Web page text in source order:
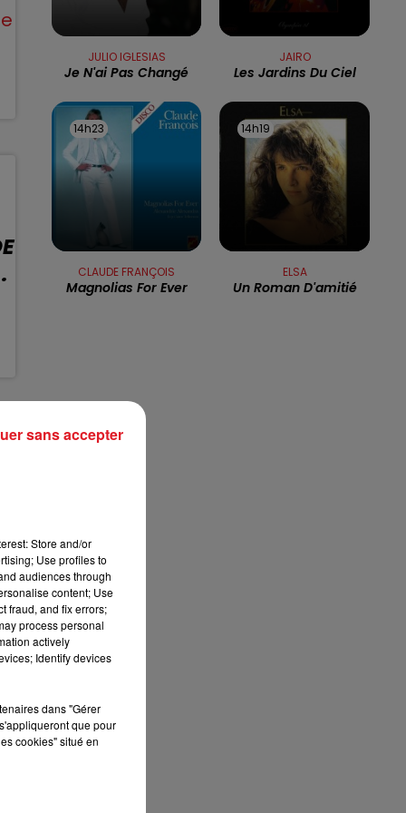
8h00 - 10h00
RDL WEEK-END
JULIO IGLESIAS
Je N'ai Pas Changé
JAIRO
Les Jardins Du Ciel
14h23
14h23
CLAUDE FRANÇOIS
Magnolias For Ever
14h19
14h19
ELSA
Un Roman D'amitié
Store and/or
Use profiles to
audiences through
content; Use
fraud, and fix errors;
process personal
actively
Identify devices
dans "Gérer
que pour
cookies" situé en
sans accepter